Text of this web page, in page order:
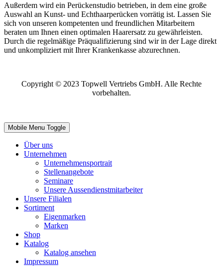
Außerdem wird ein Perückenstudio betrieben, in dem eine große
Auswahl an Kunst- und Echthaarperücken vorrätig ist. Lassen Sie
sich von unseren kompetenten und freundlichen Mitarbeitern
beraten um Ihnen einen optimalen Haarersatz zu gewährleisten.
Durch die regelmäßige Präqualifizierung sind wir in der Lage direkt
und unkompliziert mit Ihrer Krankenkasse abzurechnen.
Copyright © 2023 Topwell Vertriebs GmbH. Alle Rechte
vorbehalten.
Mobile Menu Toggle
Über uns
Unternehmen
Unternehmensportrait
Stellenangebote
Seminare
Unsere Aussendienstmitarbeiter
Unsere Filialen
Sortiment
Eigenmarken
Marken
Shop
Katalog
Katalog ansehen
Impressum